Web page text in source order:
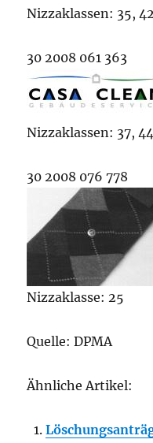
Nizzaklassen: 35, 42
30 2008 061 363
Nizzaklassen: 37, 44
30 2008 076 778
Nizzaklasse: 25
Quelle: DPMA
Ähnliche Artikel: